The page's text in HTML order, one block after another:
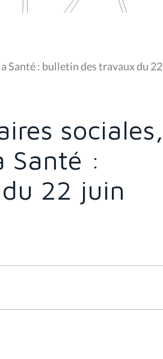
Santé : bulletin des travaux du 22
sociales,
Santé :
22 juin